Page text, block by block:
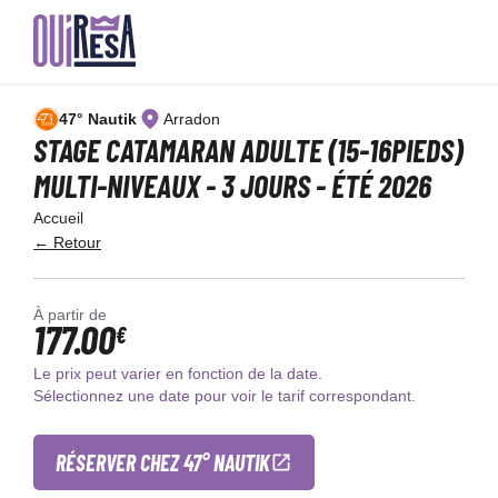
contenu
principal
47° Nautik Arradon
STAGE CATAMARAN ADULTE (15-16PIEDS)
MULTI-NIVEAUX - 3 JOURS - ÉTÉ 2026
Accueil
← Retour
À partir de
177.00€
Le prix peut varier en fonction de la date.
Sélectionnez une date pour voir le tarif correspondant.
RÉSERVER CHEZ 47° NAUTIK